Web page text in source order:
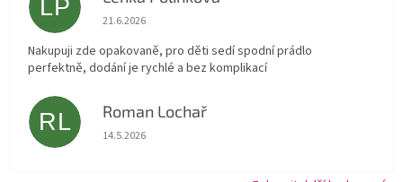
LP Hodnocení obchodu je 5 z 5 hvězdiček.
21.6.2026
Nakupuji zde opakovaně, pro děti sedí spodní prádlo
perfektně, dodání je rychlé a bez komplikací
RL Roman Lochař
Hodnocení obchodu je 5 z 5 hvězdiček.
14.5.2026